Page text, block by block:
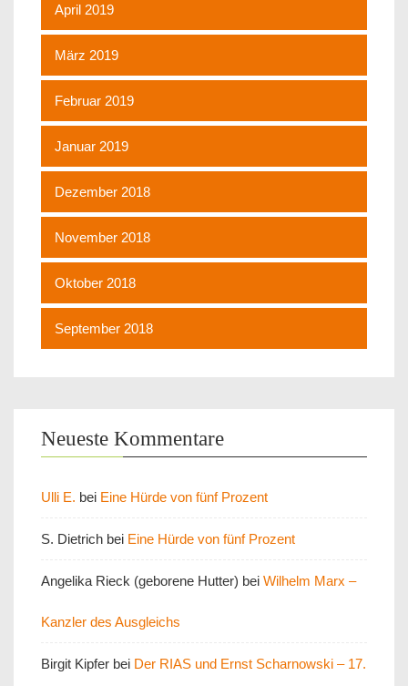
April 2019
März 2019
Februar 2019
Januar 2019
Dezember 2018
November 2018
Oktober 2018
September 2018
Neueste Kommentare
Ulli E. bei Eine Hürde von fünf Prozent
S. Dietrich bei Eine Hürde von fünf Prozent
Angelika Rieck (geborene Hutter) bei Wilhelm Marx –
Kanzler des Ausgleichs
Birgit Kipfer bei Der RIAS und Ernst Scharnowski – 17.